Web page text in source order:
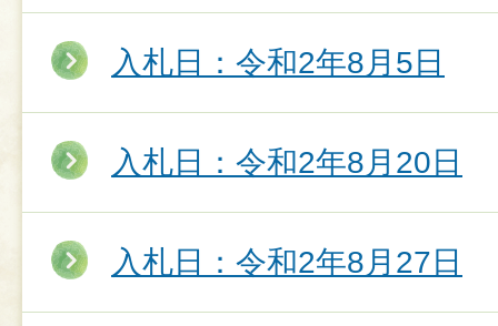
入札日：令和2年8月5日
入札日：令和2年8月20日
入札日：令和2年8月27日